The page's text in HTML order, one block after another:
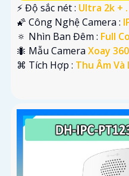
️⚡ Độ sắc nét : Ultra 2k + .
🌠 Công Nghệ Camera :
🔅 Nhìn Ban Đêm : Full
🐜 Mẫu Camera Xoay
️⌘ Tích Hợp : Thu Âm Và